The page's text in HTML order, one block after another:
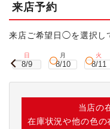
来店予約
来店ご希望日◯を選択し
日
8/9
月
8/10
火
8/11
当店の
在庫状況や他の色の